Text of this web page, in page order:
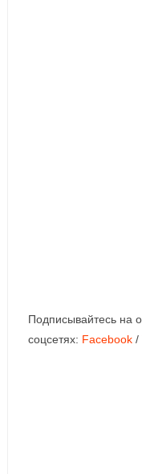
Подписывайтесь на
соцсетях: Facebook/